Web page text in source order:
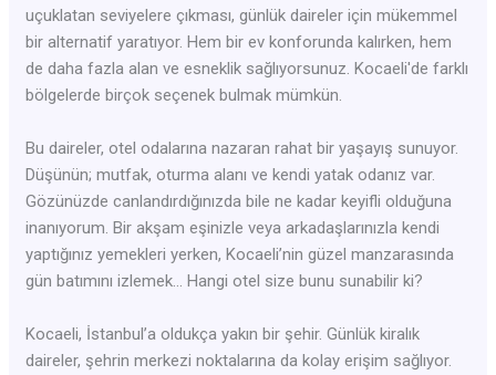
uçuklatan seviyelere çıkması, günlük daireler için mükemmel
bir alternatif yaratıyor. Hem bir ev konforunda kalırken, hem
de daha fazla alan ve esneklik sağlıyorsunuz. Kocaeli'de farklı
bölgelerde birçok seçenek bulmak mümkün.
Bu daireler, otel odalarına nazaran rahat bir yaşayış sunuyor.
Düşünün; mutfak, oturma alanı ve kendi yatak odanız var.
Gözünüzde canlandırdığınızda bile ne kadar keyifli olduğuna
inanıyorum. Bir akşam eşinizle veya arkadaşlarınızla kendi
yaptığınız yemekleri yerken, Kocaeli’nin güzel manzarasında
gün batımını izlemek… Hangi otel size bunu sunabilir ki?
Kocaeli, İstanbul’a oldukça yakın bir şehir. Günlük kiralık
daireler, şehrin merkezi noktalarına da kolay erişim sağlıyor.